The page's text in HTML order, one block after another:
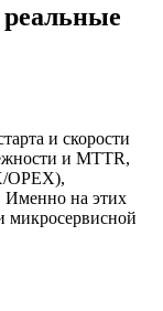
и скорости
и MTTR,
OPEX),
Именно на этих
микросервисной